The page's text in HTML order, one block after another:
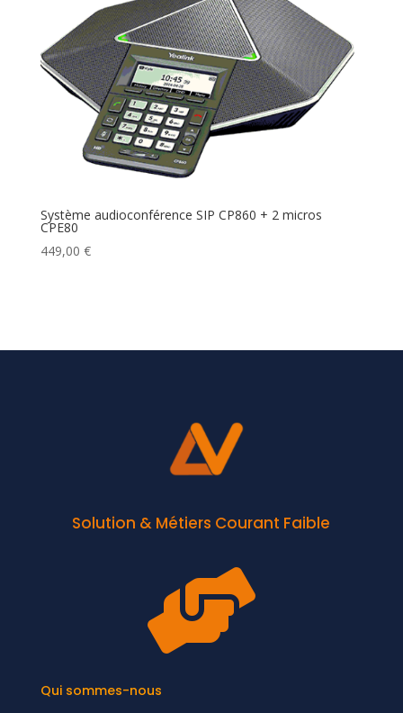
Système audioconférence SIP CP860 + 2 micros
CPE80
449,00 €
Solution & Métiers Courant Faible

Qui sommes-nous